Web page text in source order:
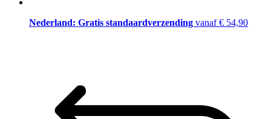
Nederland: Gratis standaardverzending vanaf € 54,90